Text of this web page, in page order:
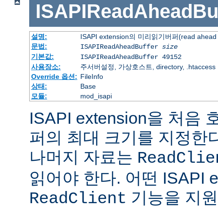
설명:
ISAPI extension의 미리읽기버퍼(read
문법:
ISAPIReadAheadBuffer size
기본값:
ISAPIReadAheadBuffer 49152
사용장소:
주서버설정, 가상호스트, directory, .htaccess
Override 옵션: FileInfo
상태:
Base
모듈:
mod_isapi
ISAPI extension을 처음
퍼의 최대 크기를 지정한
나머지 자료는
읽어야 한다. 어떤 ISAPI
ReadClient 기능을 지